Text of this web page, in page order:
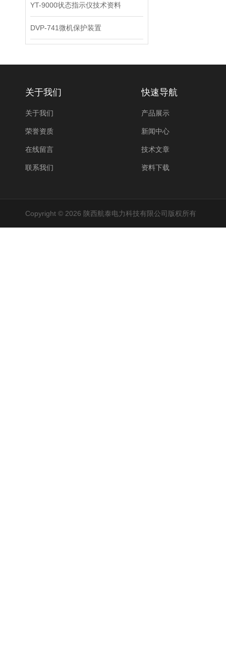
YT-9000状态指示仪技术资料
DVP-741微机保护装置
关于我们
关于我们
荣誉资质
在线留言
联系我们
快速导航
产品展示
新闻中心
技术文章
资料下载
Copyright © 2026 陕西航泰电力科技有限公司版权所有